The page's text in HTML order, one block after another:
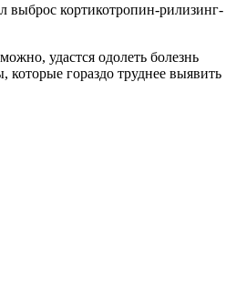
выброс кортикотропин-рилизинг-
удастся одолеть болезнь
гораздо труднее выявить